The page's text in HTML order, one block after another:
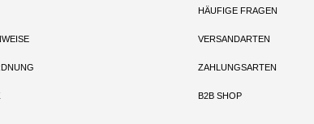
HÄUFIGE FRAGEN
VERSANDARTEN
ZAHLUNGSARTEN
B2B SHOP